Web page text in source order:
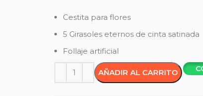
Cestita para flores
5 Girasoles eternos de cinta satinada
Follaje artificial
AÑADIR AL CARRITO